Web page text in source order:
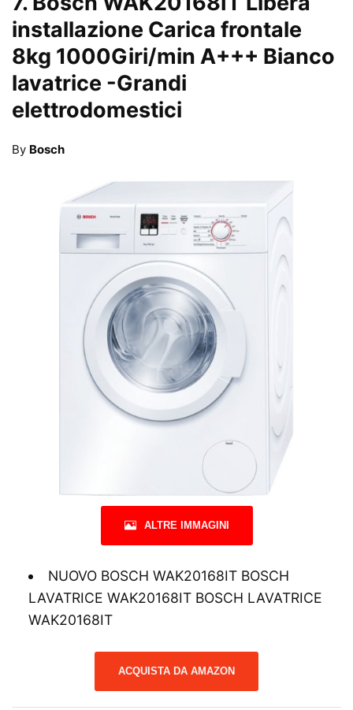
installazione Carica frontale
8kg 1000Giri/min A+++ Bianco
lavatrice -Grandi
elettrodomestici
By Bosch
ALTRE IMMAGINI
NUOVO BOSCH WAK20168IT BOSCH
LAVATRICE WAK20168IT BOSCH LAVATRICE
WAK20168IT
ACQUISTA DA AMAZON